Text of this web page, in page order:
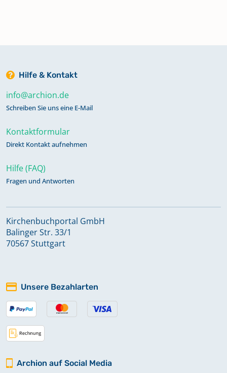
Hilfe & Kontakt
info@archion.de
Schreiben Sie uns eine E-Mail
Kontaktformular
Direkt Kontakt aufnehmen
Hilfe (FAQ)
Fragen und Antworten
Kirchenbuchportal GmbH
Balinger Str. 33/1
70567 Stuttgart
Unsere Bezahlarten
Archion auf Social Media